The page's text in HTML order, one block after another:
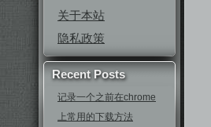
关于本站
隐私政策
Recent Posts
记录一个之前在chrome
上常用的下载方法